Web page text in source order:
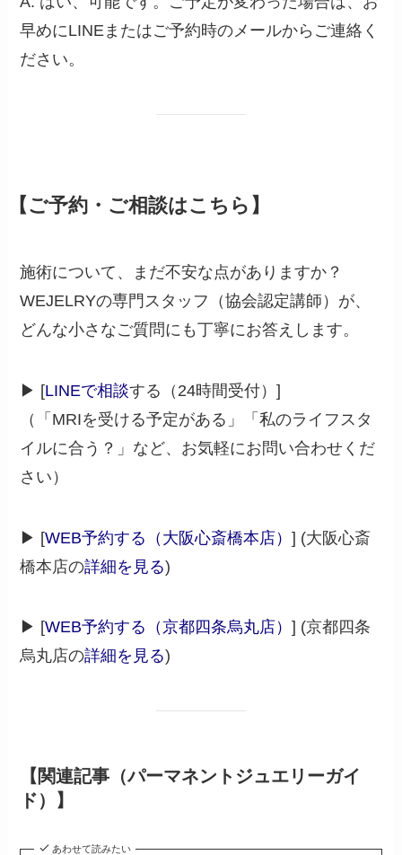
早めにLINEまたはご予約時のメールからご連絡く
ださい。
【ご予約・ご相談はこちら】
施術について、まだ不安な点がありますか？
WEJELRYの専門スタッフ（協会認定講師）が、
どんな小さなご質問にも丁寧にお答えします。
▶ [LINEで相談する（24時間受付）]
（「MRIを受ける予定がある」「私のライフスタ
イルに合う？」など、お気軽にお問い合わせくだ
さい）
▶ [WEB予約する（大阪心斎橋本店）] (大阪心斎
橋本店の詳細を見る)
▶ [WEB予約する（京都四条烏丸店）] (京都四条
烏丸店の詳細を見る)
【関連記事（パーマネントジュエリーガイ
ド）】
あわせて読みたい